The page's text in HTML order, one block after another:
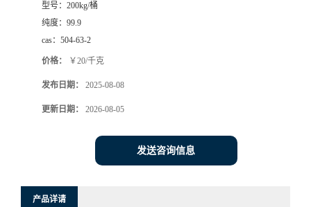
型号： 200kg/桶
纯度： 99.9
cas： 504-63-2
价格： ￥20/千克
发布日期： 2025-08-08
更新日期： 2026-08-05
发送咨询信息
产品详请